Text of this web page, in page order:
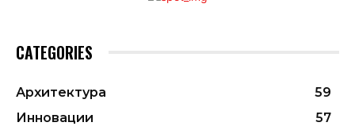
CATEGORIES
Архитектура
59
Инновации
57